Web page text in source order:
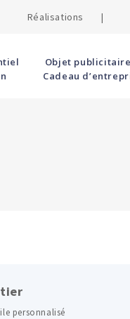
Réalisations |
Objet
Cadeau
personnalisé